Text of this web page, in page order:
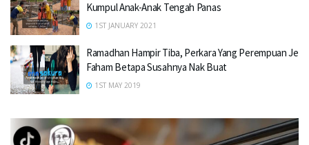
Kumpul Anak-Anak Tengah Panas
1ST JANUARY 2021
Ramadhan Hampir Tiba, Perkara Yang Perempuan Je
Faham Betapa Susahnya Nak Buat
1ST MAY 2019